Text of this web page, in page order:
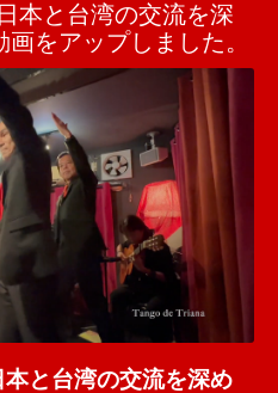
本と台湾の交流を深
をアップしました。
と台湾の交流を深め